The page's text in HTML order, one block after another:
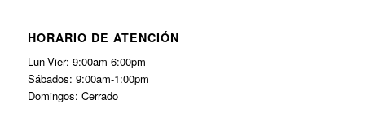
HORARIO DE ATENCIÓN
Lun-Vier: 9:00am-6:00pm
Sábados: 9:00am-1:00pm
Domingos: Cerrado